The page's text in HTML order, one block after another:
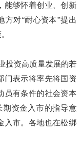
能够怀着创业、创新
方对“耐心资本”提出
资高质量发展的若
门表示将率先将国资
员有条件的社会资本
期资金入市的指导意
入市。各地也在松绑